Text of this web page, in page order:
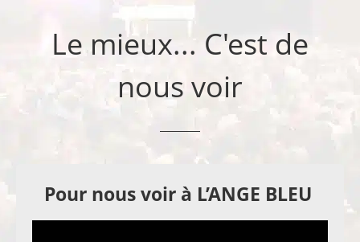
Le mieux... C'est de
nous voir
Pour nous voir à L’ANGE BLEU